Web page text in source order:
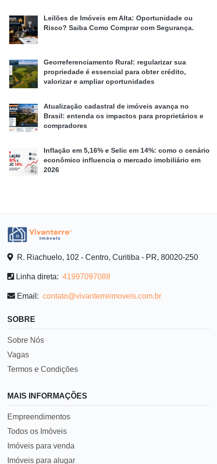
Leilões de Imóveis em Alta: Oportunidade ou
Risco? Saiba Como Comprar com Segurança.
Georreferenciamento Rural: regularizar sua
propriedade é essencial para obter crédito,
valorizar e ampliar oportunidades
Atualização cadastral de imóveis avança no
Brasil: entenda os impactos para proprietários e
compradores
Inflação em 5,16% e Selic em 14%: como o cenário
econômico influencia o mercado imobiliário em
2026
R. Riachuelo, 102 - Centro, Curitiba - PR, 80020-250
Linha direta: 41997097088
Email: contato@vivanterreimoveis.com.br
SOBRE
Sobre Nós
Vagas
Termos e Condições
MAIS INFORMAÇÕES
Empreendimentos
Todos os Imóveis
Imóveis para venda
Imóveis para alugar